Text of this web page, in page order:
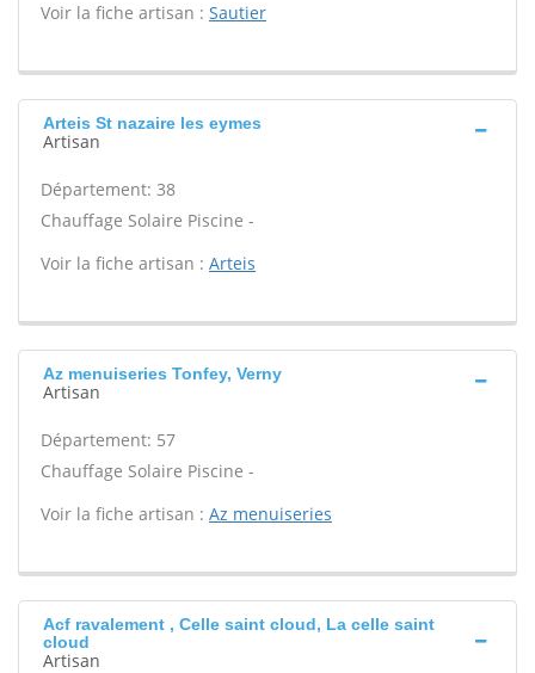
Voir la fiche artisan : Sautier
Arteis St nazaire les eymes
Artisan
Département: 38
Chauffage Solaire Piscine -
Voir la fiche artisan : Arteis
Az menuiseries Tonfey, Verny
Artisan
Département: 57
Chauffage Solaire Piscine -
Voir la fiche artisan : Az menuiseries
Acf ravalement , Celle saint cloud, La celle saint
cloud
Artisan